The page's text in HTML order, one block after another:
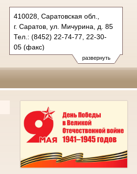
развернуть
410028, Саратовская обл.,
г. Саратов, ул. Мичурина, д. 85
Тел.: (8452) 22-74-77, 22-30-
05 (факс)
oblsud.sar@sudrf.ru